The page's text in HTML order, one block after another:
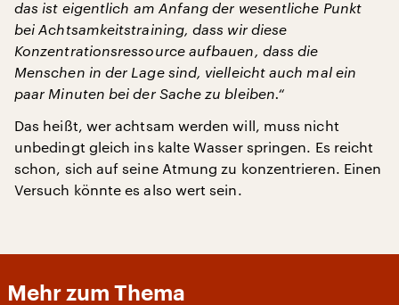
das ist eigentlich am Anfang der wesentliche Punkt
bei Achtsamkeitstraining, dass wir diese
Konzentrationsressource aufbauen, dass die
Menschen in der Lage sind, vielleicht auch mal ein
paar Minuten bei der Sache zu bleiben.“
Das heißt, wer achtsam werden will, muss nicht
unbedingt gleich ins kalte Wasser springen. Es reicht
schon, sich auf seine Atmung zu konzentrieren. Einen
Versuch könnte es also wert sein.
Mehr zum Thema